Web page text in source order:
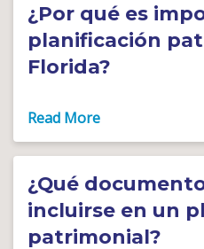
¿Por qué es
planificación
Florida?
¿Qué
incluirse en un
patrimonial?